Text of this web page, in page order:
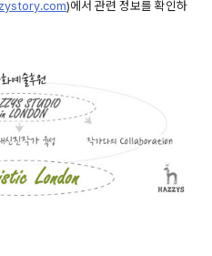
)에서 관련 정보를 확인하